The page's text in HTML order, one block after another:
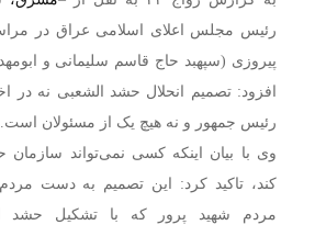
رئیس مجلس اعلای اسلامی عراق در
پیروزی (سپهبد حاج قاسم سلیمانی و
افزود: تصمیم انحلال حشد الشعبی نه در
رئیس جمهور و نه هیچ یک از مسئولان است.
وی با بیان اینکه کسی نمی‌تواند
کند، تاکید کرد: این تصمیم به دست
مردم شهید پرور که با تشکیل حشد